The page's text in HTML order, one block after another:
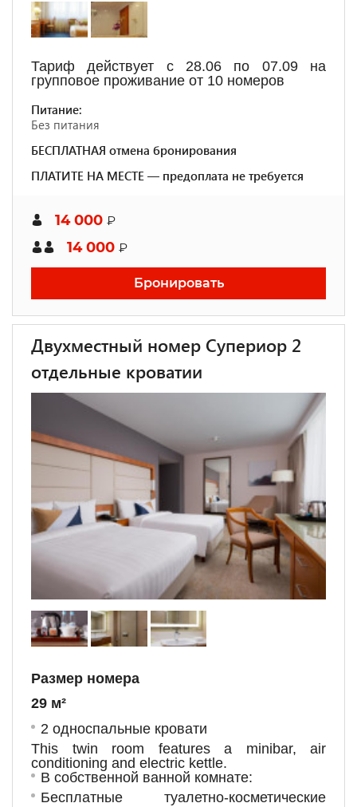
Тариф действует с 28.06 по 07.09 на
групповое проживание от 10 номеров
Питание:
Без питания
БЕСПЛАТНАЯ отмена бронирования
ПЛАТИТЕ НА МЕСТЕ — предоплата не требуется
14 000 ₽
14 000 ₽
Бронировать
Двухместный номер Супериор 2
отдельные кроватии
Размер номера
29 м²
2 односпальные кровати
This twin room features a minibar, air
conditioning and electric kettle.
В собственной ванной комнате:
Бесплатные туалетно-косметические